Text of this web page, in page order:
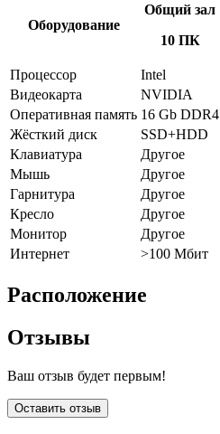
Оборудование
Общий зал
10 ПК
Процессор Intel
Видеокарта
NVIDIA
Оперативная память 16 Gb DDR4
Жёсткий диск
SSD+HDD
Клавиатура
Другое
Мышь
Другое
Гарнитура
Другое
Кресло
Другое
Монитор
Другое
Интернет
>100 Мбит
Расположение
Отзывы
Ваш отзыв будет первым!
Оставить отзыв